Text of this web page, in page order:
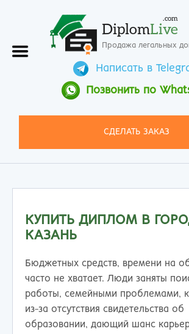
DiplomLive
.com
Продажа легальных
Написать в
Позвонить по
СДЕЛАТЬ ЗАКАЗ
КУПИТЬ ДИПЛОМ В
КАЗАНЬ
Бюджетных средств, времени на
часто не хватает. Люди заняты
работы, семейными проблемами,
из-за отсутствия свидетельства об
образовании, дающий шанс